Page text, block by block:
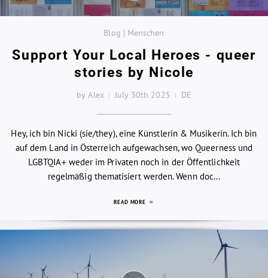
Blog | Menschen
Support Your Local Heroes - queer
stories by Nicole
by Alex July 30th 2025 DE
Hey, ich bin Nicki (sie/they), eine Künstlerin & Musikerin. Ich bin
auf dem Land in Österreich aufgewachsen, wo Queerness und
LGBTQIA+ weder im Privaten noch in der Öffentlichkeit
regelmäßig thematisiert werden. Wenn doc...
READ MORE